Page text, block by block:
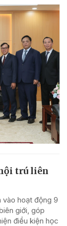
trú liên
vào hoạt động 9
giới, góp
điều kiện học